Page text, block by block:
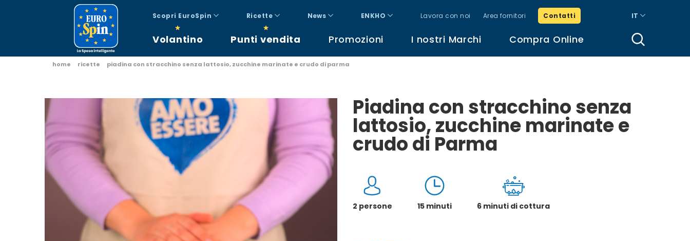
Scopri EuroSpin Ricette News ENKHO Lavora con noi Area fornitori Contatti IT
Volantino Punti vendita Promozioni I nostri Marchi Compra Online
home ricette piadina con stracchino senza lattosio, zucchine marinate e crudo di parma
Piadina con stracchino senza
lattosio, zucchine marinate e
crudo di Parma
2 persone 15 minuti 6 minuti di cottura